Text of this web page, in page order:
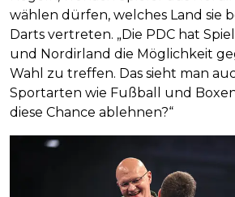
wählen dürfen, welches Land sie
Darts vertreten. „Die PDC hat
und Nordirland die Möglichkeit
Wahl zu treffen. Das sieht man
Sportarten wie Fußball und
diese Chance ablehnen?“